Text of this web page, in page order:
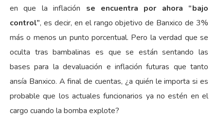
en que la inflación se encuentra por ahora “bajo
control”, es decir, en el rango objetivo de Banxico de 3%
más o menos un punto porcentual. Pero la verdad que se
oculta tras bambalinas es que se están sentando las
bases para la devaluación e inflación futuras que tanto
ansía Banxico. A final de cuentas, ¿a quién le importa si es
probable que los actuales funcionarios ya no estén en el
cargo cuando la bomba explote?